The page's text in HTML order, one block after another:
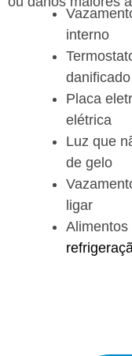
interno
danificado
Placa
elétrica
Luz que
de gelo
ligar
Alimentos